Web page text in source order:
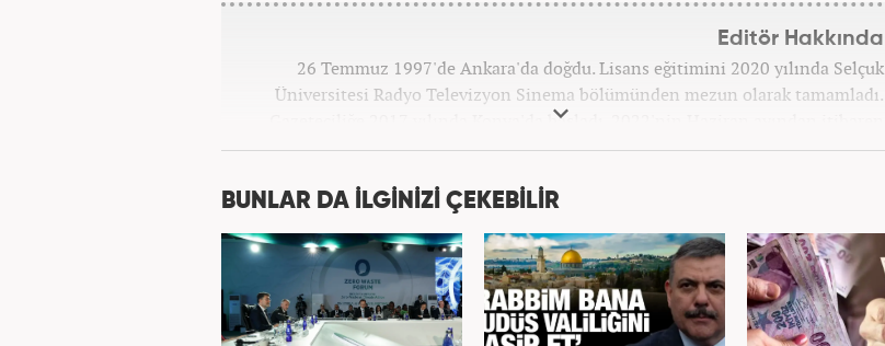
Editör Hakkında
26 Temmuz 1997'de Ankara'da doğdu. Lisans eğitimini 2020 yılında Selçuk
Üniversitesi Radyo Televizyon Sinema bölümünden mezun olarak tamamladı.
Gazeteciliğe 2017 yılında Konya'da başladı. 2022'nin Haziran ayından itibaren
Haber7.com'da mesleki hayatına devam etmektedir.
BUNLAR DA İLGİNİZİ ÇEKEBİLİR